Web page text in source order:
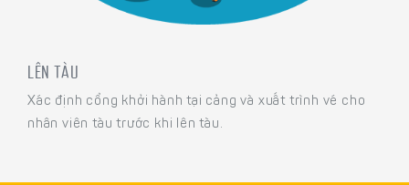
LÊN TÀU
Xác định cổng khởi hành tại cảng và xuất trình vé cho
nhân viên tàu trước khi lên tàu.